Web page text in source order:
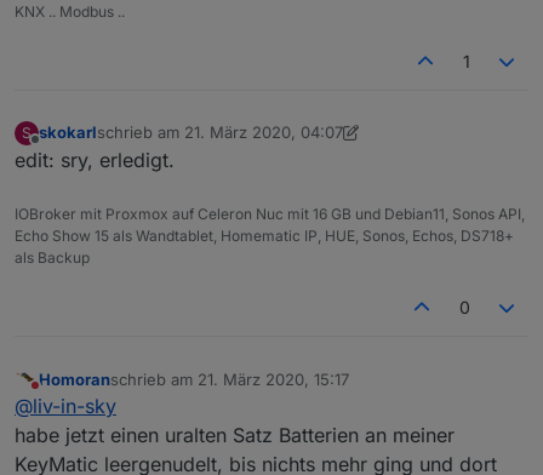
KNX .. Modbus ..
1
S
Offline
skokarlschrieb am 21. März 2020, 04:07
zuletzt editiert von skokarl
edit: sry, erledigt.
IOBroker mit Proxmox auf Celeron Nuc mit 16 GB und Debian11, Sonos API,
Echo Show 15 als Wandtablet, Homematic IP, HUE, Sonos, Echos, DS718+
als Backup
0
Nicht stören
Homoranschrieb am 21. März 2020, 15:17
zuletzt editiert von
@liv-in-sky
habe jetzt einen uralten Satz Batterien an meiner
KeyMatic leergenudelt, bis nichts mehr ging und dort